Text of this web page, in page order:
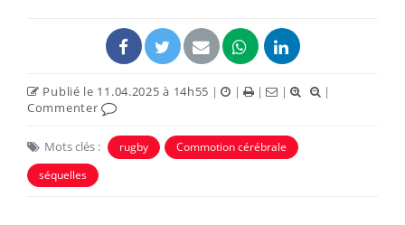
Publié le 11.04.2025 à 14h55 | | | |
|
Commenter
Mots clés : rugby
Commotion cérébrale
séquelles